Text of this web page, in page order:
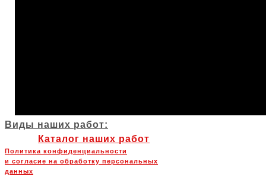
Виды наших работ:
Каталог наших работ
Политика конфиденциальности
и согласие на обработку персональных
данных